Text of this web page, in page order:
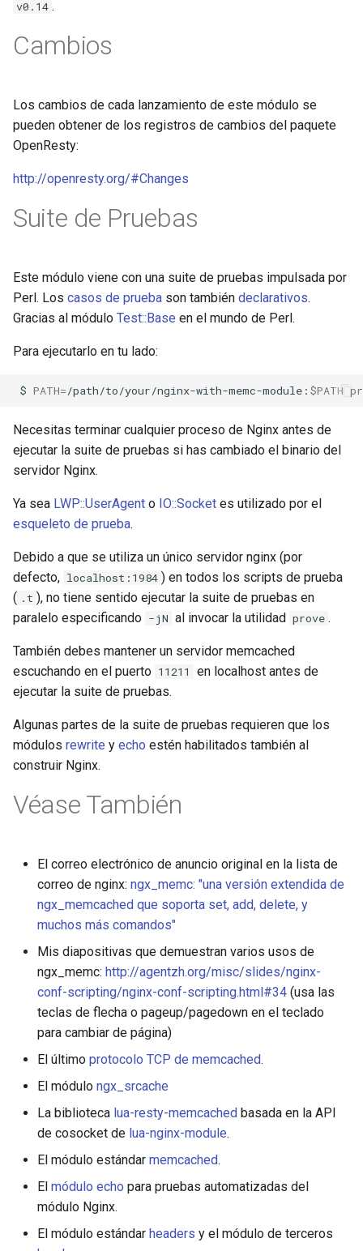
v0.14 .
Cambios
Los cambios de cada lanzamiento de este módulo se
pueden obtener de los registros de cambios del paquete
OpenResty:
http://openresty.org/#Changes
Suite de Pruebas
Este módulo viene con una suite de pruebas impulsada por
Perl. Los casos de prueba son también declarativos.
Gracias al módulo Test::Base en el mundo de Perl.
Para ejecutarlo en tu lado:
$ PATH=/path/to/your/nginx-with-memc-module: $PATH
Necesitas terminar cualquier proceso de Nginx antes de
ejecutar la suite de pruebas si has cambiado el binario del
servidor Nginx.
Ya sea LWP::UserAgent o IO::Socket es utilizado por el
esqueleto de prueba.
Debido a que se utiliza un único servidor nginx (por
defecto, localhost:1984 ) en todos los scripts de prueba
( .t ), no tiene sentido ejecutar la suite de pruebas en
paralelo especificando -jN al invocar la utilidad prove .
También debes mantener un servidor memcached
escuchando en el puerto 11211
en localhost antes de
ejecutar la suite de pruebas.
Algunas partes de la suite de pruebas requieren que los
módulos rewrite y echo estén habilitados también al
construir Nginx.
Véase También
El correo electrónico de anuncio original en la lista de
correo de nginx: ngx_memc: "una versión extendida de
ngx_memcached que soporta set, add, delete, y
muchos más comandos"
Mis diapositivas que demuestran varios usos de
ngx_memc: http://agentzh.org/misc/slides/nginx-
conf-scripting/nginx-conf-scripting.html#34 (usa las
teclas de flecha o pageup/pagedown en el teclado
para cambiar de página)
El último protocolo TCP de memcached.
El módulo ngx_srcache
La biblioteca lua-resty-memcached basada en la API
de cosocket de lua-nginx-module.
El módulo estándar memcached.
El módulo echo para pruebas automatizadas del
módulo Nginx.
El módulo estándar headers y el módulo de terceros